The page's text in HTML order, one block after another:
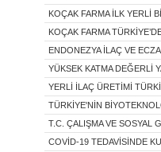
KOÇAK FARMA İLK YERLİ
KOÇAK FARMA
ENDONEZYA İLAÇ VE
YÜKSEK KATMA DEĞERLİ
YERLİ İLAÇ ÜRETİMİ
TÜRKİYE'NİN
T.C. ÇALIŞMA VE SOSYAL
COVİD-19 TEDAVİSİNDE